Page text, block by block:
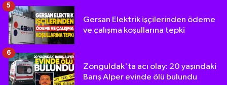
Gersan Elektrik işçilerinden ödeme
ve çalışma koşullarına tepki
5
Zonguldak'ta acı olay: 20 yaşındaki
Barış Alper evinde ölü bulundu
6